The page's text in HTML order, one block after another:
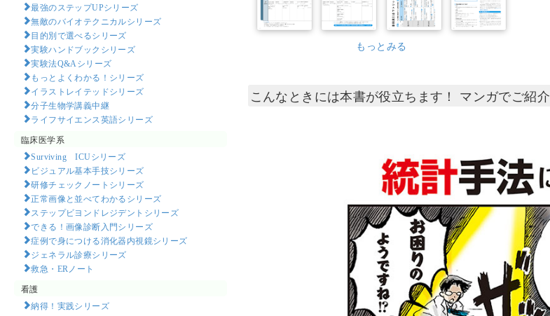
最強のステップUPシリーズ
無敵のバイオテクニカルシリーズ
目的別で選べるシリーズ
実験ハンドブックシリーズ
実験法Q&Aシリーズ
もっとよくわかる！シリーズ
イラストレイテッドシリーズ
分子生物学講義中継
ライフサイエンス英語シリーズ
臨床医学系
Surviving ICUシリーズ
ビジュアル基本手技シリーズ
研修チェックノートシリーズ
正常画像と並べてわかるシリーズ
ステップビヨンドレジデントシリーズ
できる！画像診断入門シリーズ
症例で身につける消化器内視鏡シリーズ
ジェネラル診療シリーズ
救急・ERノート
看護
納得！実践シリーズ
もっとみる
こんなときには本書が役立ちます！ マンガでご紹介